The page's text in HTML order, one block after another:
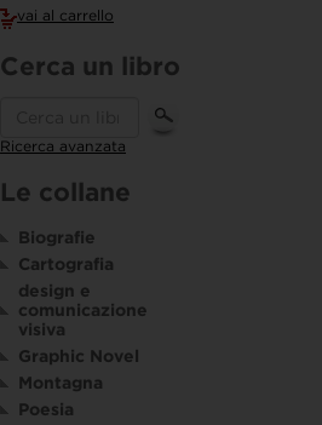
vai al carrello
Cerca un libro
Ricerca avanzata
Le collane
Biografie
Cartografia
design e
comunicazione
visiva
Graphic Novel
Montagna
Poesia